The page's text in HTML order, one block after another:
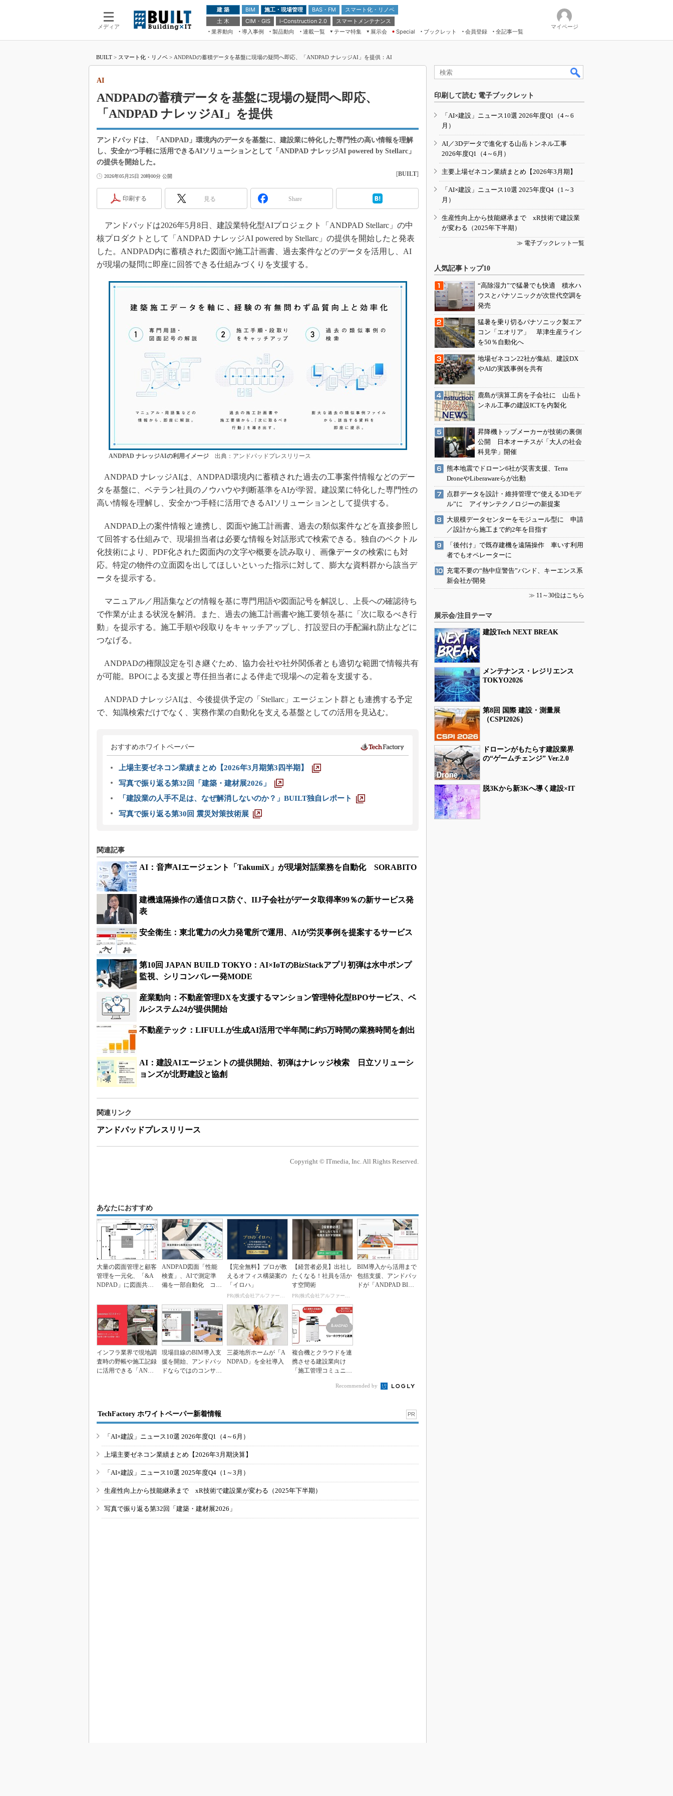
メディア
建 築 BIM 施工・現場管理 BAS・FM
スマート化・リノベ
土 木
CIM・GIS i-Construction 2.0
スマートメンテナンス
業界動向
導入事例 製品動向 連載一覧
テーマ特集
ドローンがもたらす建設業界の“ゲー
ムチェンジ” Ver.2.0
“Society5.0”時代のスマートビル
VR／ARが描くモノづくりのミライ
展示会
第8回 国際 建設・測量展
築・土木・不動産の先端技術展－
Japan Drone 2023
メンテナンス・レジリエンスOSAKA
日本 ものづくりワールド 2020
IGAS2018
Special ブックレット 会員登録 全記事一覧
マイページ
BUILT > スマート化・リノベ > ANDPADの蓄積データを基盤に現場の疑問へ即応、「ANDPAD ナレッジAI」を提供：AI
ANDPADの蓄積データを基盤に現場の疑問へ即応、
「ANDPAD ナレッジAI」を提供
AI
アンドパッドは、「ANDPAD」環境内のデータを基盤に、建設業に特化した専門性の高い情報を理解
し、安全かつ手軽に活用できるAIソリューションとして「ANDPAD ナレッジAI powered by Stellarc」
の提供を開始した。
2026年05月25日 20時00分 公開 [BUILT]
印刷する 見る Share
アンドパッドは2026年5月8日、建設業特化型AIプロジェクト「ANDPAD Stellarc」の中
核プロダクトとして「ANDPAD ナレッジAI powered by Stellarc」の提供を開始したと発表
した。ANDPAD内に蓄積された図面や施工計画書、過去案件などのデータを活用し、AI
が現場の疑問に即座に回答できる仕組みづくりを支援する。
ANDPAD ナレッジAIの利用イメージ出典：アンドパッドプレスリリース
ANDPAD ナレッジAIは、ANDPAD環境内に蓄積された過去の工事案件情報などのデー
タを基盤に、ベテラン社員のノウハウや判断基準をAIが学習。建設業に特化した専門性の
高い情報を理解し、安全かつ手軽に活用できるAIソリューションとして提供する。
ANDPAD上の案件情報と連携し、図面や施工計画書、過去の類似案件などを直接参照し
て回答する仕組みで、現場担当者は必要な情報を対話形式で検索できる。独自のベクトル
化技術により、PDF化された図面内の文字や概要を読み取り、画像データの検索にも対
応。特定の物件の立面図を出してほしいといった指示に対して、膨大な資料群から該当デ
ータを提示する。
マニュアル／用語集などの情報を基に専門用語や図面記号を解説し、上長への確認待ち
で作業が止まる状況を解消。また、過去の施工計画書や施工要領を基に「次に取るべき行
動」を提示する。施工手順や段取りをキャッチアップし、打設翌日の手配漏れ防止などに
つなげる。
ANDPADの権限設定を引き継ぐため、協力会社や社外関係者とも適切な範囲で情報共有
が可能。BPOによる支援と専任担当者による伴走で現場への定着を支援する。
ANDPAD ナレッジAIは、今後提供予定の「Stellarc」エージェント群とも連携する予定
で、知識検索だけでなく、実務作業の自動化を支える基盤としての活用を見込む。
おすすめホワイトペーパー
上場主要ゼネコン業績まとめ【2026年3月期第3四半期】
写真で振り返る第32回「建築・建材展2026」
「建設業の人手不足は、なぜ解消しないのか？」BUILT独自レポート
写真で振り返る第30回 震災対策技術展
関連記事
AI：音声AIエージェント「TakumiX」が現場対話業務を自動化 SORABITO
建機遠隔操作の通信ロス防ぐ、IIJ子会社がデータ取得率99％の新サービス発
表
安全衛生：東北電力の火力発電所で運用、AIが労災事例を提案するサービス
第10回 JAPAN BUILD TOKYO：AI×IoTのBizStackアプリ初弾は水中ポンプ
監視、シリコンバレー発MODE
産業動向：不動産管理DXを支援するマンション管理特化型BPOサービス、ベ
ルシステム24が提供開始
不動産テック：LIFULLが生成AI活用で半年間に約5万時間の業務時間を創出
AI：建設AIエージェントの提供開始、初弾はナレッジ検索 日立ソリューシ
ョンズが北野建設と協創
関連リンク
アンドパッドプレスリリース
Copyright © ITmedia, Inc. All Rights Reserved.
あなたにおすすめ
大量の図面管理と顧客
管理を一元化、「&A
NDPAD」に図面共有
ANDPAD図面「性能
検査」、AIで測定準
備を一部自動化 コン
【完全無料】プロが教
えるオフィス構築案の
「イロハ」
PR(株式会社アルファーテクノ)
【経営者必見】出社し
たくなる！社員を活か
す空間術
PR(株式会社アルファーテクノ)
BIM導入から活用まで
包括支援、アンドパッ
ドが「ANDPAD BIM
インフラ業界で現地調
査時の野帳や施工記録
に活用できる「ANDP
現場目線のBIM導入支
援を開始、アンドパッ
ドならではのコンサル
三菱地所ホームが「A
NDPAD」を全社導入
複合機とクラウドを連
携させる建設業向け
「施工管理コミュニケ
Recommended by
TechFactory ホワイトペーパー新着情報 PR
「AI×建設」ニュース10選 2026年度Q1（4～6月）
上場主要ゼネコン業績まとめ【2026年3月期決算】
「AI×建設」ニュース10選 2025年度Q4（1～3月）
生産性向上から技能継承まで xR技術で建設業が変わる（2025年下半期）
写真で振り返る第32回「建築・建材展2026」
印刷して読む 電子ブックレット
「AI×建設」ニュース10選 2026年度Q1（4～6
月）
AI／3Dデータで進化する山岳トンネル工事
2026年度Q1（4～6月）
主要上場ゼネコン業績まとめ【2026年3月期】
「AI×建設」ニュース10選 2025年度Q4（1～3
月）
生産性向上から技能継承まで xR技術で建設業
が変わる（2025年下半期）
≫ 電子ブックレット一覧
人気記事トップ10
“高除湿力”で猛暑でも快適 積水ハ
ウスとパナソニックが次世代空調を
発売
猛暑を乗り切るパナソニック製エア
コン「エオリア」 草津生産ライン
を50％自動化へ
地場ゼネコン22社が集結、建設DX
やAIの実践事例を共有
鹿島が演算工房を子会社に 山岳ト
ンネル工事の建設ICTを内製化
昇降機トップメーカーが技術の裏側
公開 日本オーチスが「大人の社会
科見学」開催
熊本地震でドローン6社が災害支援、Terra
DroneやLiberawareらが出動
点群データを設計・維持管理で“使える3Dモデ
ル”に アイサンテクノロジーの新提案
大規模データセンターをモジュール型に 申請
／設計から施工まで約2年を目指す
「後付け」で既存建機を遠隔操作 車いす利用
者でもオペレーターに
充電不要の“熱中症警告”バンド、キーエンス系
新会社が開発
≫ 11～30位はこちら
展示会/注目テーマ
建設Tech NEXT BREAK
メンテナンス・レジリエンス
TOKYO2026
第8回 国際 建設・測量展
（CSPI2026）
ドローンがもたらす建設業界
の“ゲームチェンジ” Ver.2.0
脱3Kから新3Kへ導く建設×IT